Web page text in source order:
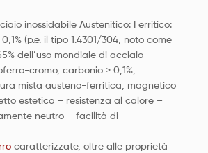
inossidabile Austenitico: Ferritico:
(p.e. il tipo 1.4301/304, noto come
dell’uso mondiale di acciaio
cromo, carbonio > 0,1%,
mista austeno-ferritica, magnetico
estetico – resistenza al calore –
neutro – facilità di
caratterizzate, oltre alle proprietà